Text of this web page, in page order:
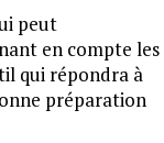
peut
en compte les
qui répondra à
préparation